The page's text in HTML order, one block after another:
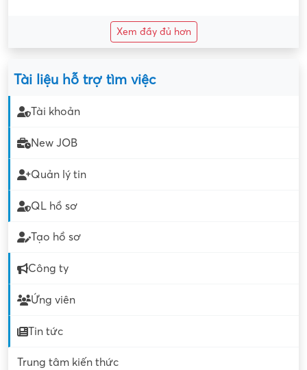
Xem đầy đủ hơn
Tài liệu hỗ trợ tìm việc
Tài khoản
New JOB
Quản lý tin
QL hồ sơ
Tạo hồ sơ
Công ty
Ứng viên
Tin tức
Trung tâm kiến thức